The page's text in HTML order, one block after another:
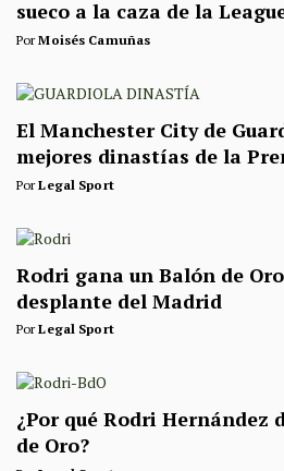
sueco a la caza de la
PorMoisés Camuñas
El Manchester City de
mejores dinastías de la
PorLegal Sport
Rodri gana un Balón de
desplante del Madrid
PorLegal Sport
¿Por qué Rodri Hernández
de Oro?